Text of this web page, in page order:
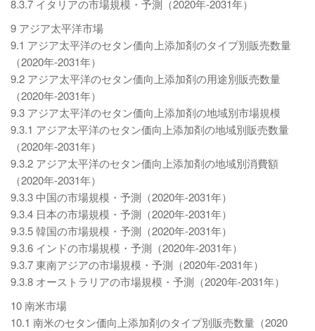
8.3.7 イタリアの市場規模・予測（2020年-2031年）
9 アジア太平洋市場
9.1 アジア太平洋のセタン価向上添加剤のタイプ別販売数量
（2020年-2031年）
9.2 アジア太平洋のセタン価向上添加剤の用途別販売数量
（2020年-2031年）
9.3 アジア太平洋のセタン価向上添加剤の地域別市場規模
9.3.1 アジア太平洋のセタン価向上添加剤の地域別販売数量
（2020年-2031年）
9.3.2 アジア太平洋のセタン価向上添加剤の地域別消費額
（2020年-2031年）
9.3.3 中国の市場規模・予測（2020年-2031年）
9.3.4 日本の市場規模・予測（2020年-2031年）
9.3.5 韓国の市場規模・予測（2020年-2031年）
9.3.6 インドの市場規模・予測（2020年-2031年）
9.3.7 東南アジアの市場規模・予測（2020年-2031年）
9.3.8 オーストラリアの市場規模・予測（2020年-2031年）
10 南米市場
10.1 南米のセタン価向上添加剤のタイプ別販売数量（2020